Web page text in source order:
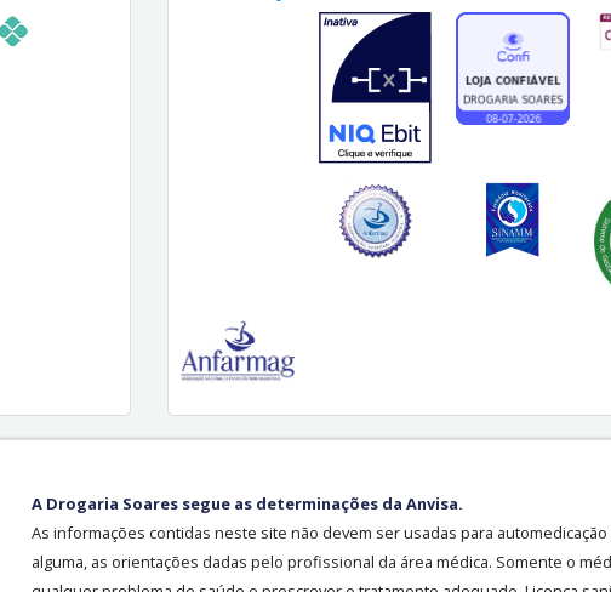
A Drogaria Soares segue as determinações da Anvisa.
As informações contidas neste site não devem ser usadas para
alguma, as orientações dadas pelo profissional da área médica. Somente o